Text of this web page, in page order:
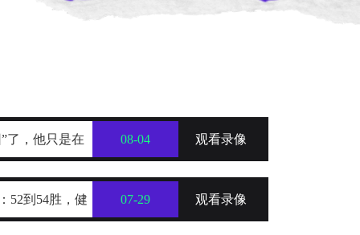
了，他只是在 08-04 观看录像
52到54胜，健 07-29 观看录像